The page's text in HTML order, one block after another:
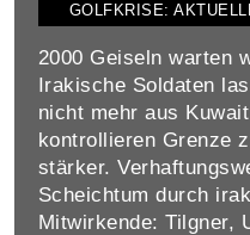
GOLFKRISE:
2000 Geiseln warten
Irakische Soldaten
nicht mehr aus
kontrollieren Grenze
stärker.
Scheichtum durch
Mitwirkende: Tilgner,